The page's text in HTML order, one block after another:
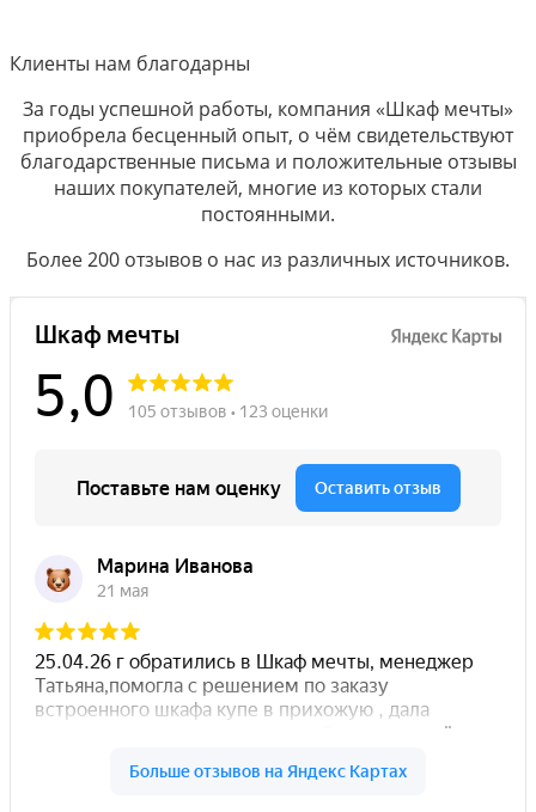
Клиенты нам благодарны
За годы успешной работы, компания «Шкаф мечты»
приобрела бесценный опыт, о чём свидетельствуют
благодарственные письма и положительные отзывы
наших покупателей, многие из которых стали
постоянными.
Более 200 отзывов о нас из различных источников.